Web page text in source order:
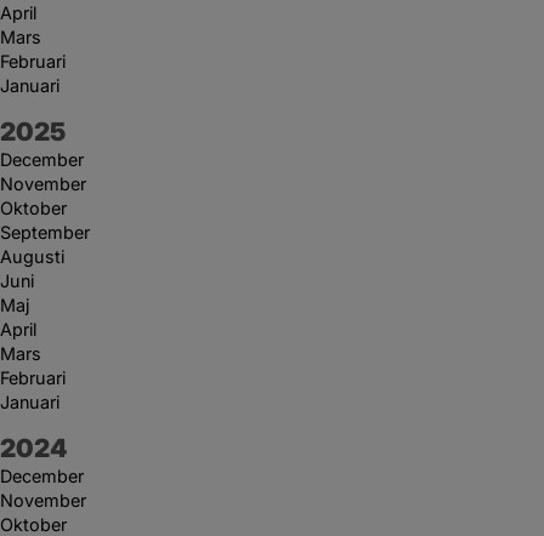
April
Mars
Februari
Januari
År:
2025
December
November
Oktober
September
Augusti
Juni
Maj
April
Mars
Februari
Januari
År:
2024
December
November
Oktober